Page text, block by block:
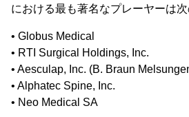
における最も著名なプレーヤーは次
• Globus Medical
• RTI Surgical Holdings, Inc.
• Aesculap, Inc. (B. Braun
• Alphatec Spine, Inc.
• Neo Medical SA